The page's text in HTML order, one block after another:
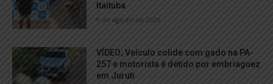
Itaituba
9 de agosto de 2026
VÍDEO; Veículo colide com gado na PA-
257 e motorista é detido por embriaguez
em Juruti